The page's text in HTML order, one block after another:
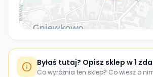
Byłaś tutaj? Opisz sklep w 1
Co wyróżnia ten sklep? Co wiesz o